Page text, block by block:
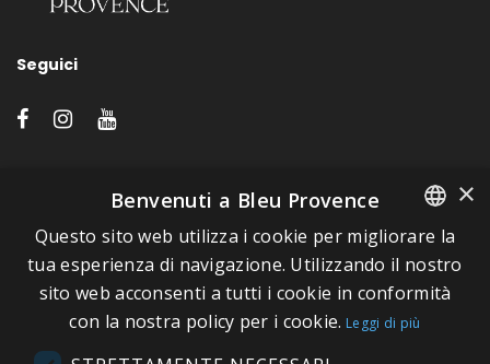
Seguici
A proposito di Bleu Provence
Informazioni legali
Condizioni di vendita
Contatti
FRENCH
ITALIAN
GERMAN
×
Benvenuti a Bleu Provence
Questo sito web utilizza i cookie per migliorare la
tua esperienza di navigazione. Utilizzando il nostro
sito web acconsenti a tutti i cookie in conformità
con la nostra policy per i cookie. Leggi di più